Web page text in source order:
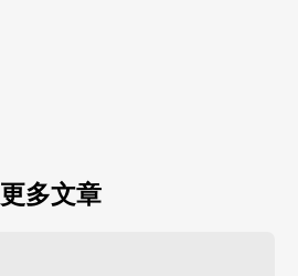
更多文章